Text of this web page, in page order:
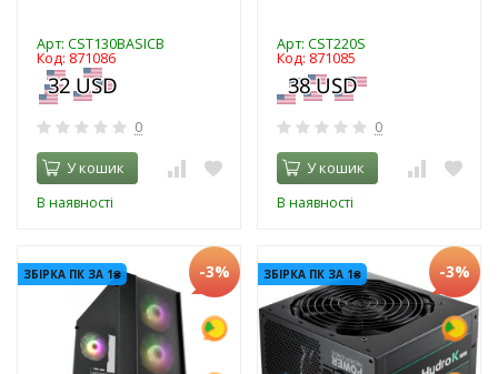
Арт: CST130BASICB
Код: 871086
0
У кошик
В наявності
Арт: CST220S
Код: 871085
0
У кошик
В наявності
ЗБІРКА ПК ЗА 1₴ -3% ЗБІРКА ПК ЗА 1₴ -3%